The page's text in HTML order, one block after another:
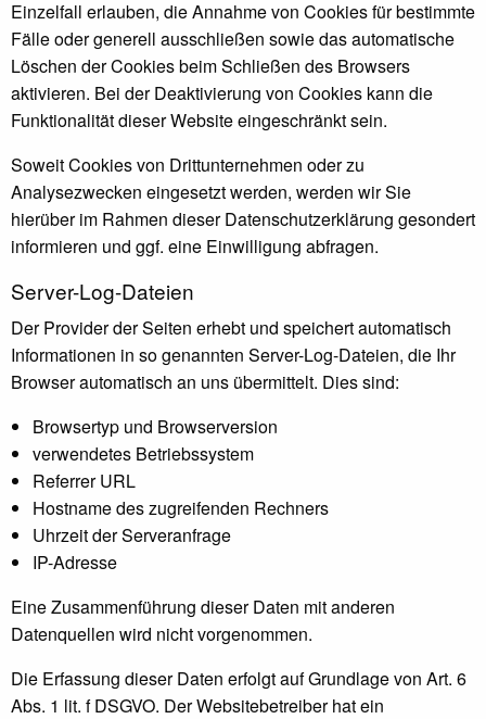
Einzelfall erlauben, die Annahme von Cookies für bestimmte
Fälle oder generell ausschließen sowie das automatische
Löschen der Cookies beim Schließen des Browsers
aktivieren. Bei der Deaktivierung von Cookies kann die
Funktionalität dieser Website eingeschränkt sein.
Soweit Cookies von Drittunternehmen oder zu
Analysezwecken eingesetzt werden, werden wir Sie
hierüber im Rahmen dieser Datenschutzerklärung gesondert
informieren und ggf. eine Einwilligung abfragen.
Server-Log-Dateien
Der Provider der Seiten erhebt und speichert automatisch
Informationen in so genannten Server-Log-Dateien, die Ihr
Browser automatisch an uns übermittelt. Dies sind:
Browsertyp und Browserversion
verwendetes Betriebssystem
Referrer URL
Hostname des zugreifenden Rechners
Uhrzeit der Serveranfrage
IP-Adresse
Eine Zusammenführung dieser Daten mit anderen
Datenquellen wird nicht vorgenommen.
Die Erfassung dieser Daten erfolgt auf Grundlage von Art. 6
Abs. 1 lit. f DSGVO. Der Websitebetreiber hat ein